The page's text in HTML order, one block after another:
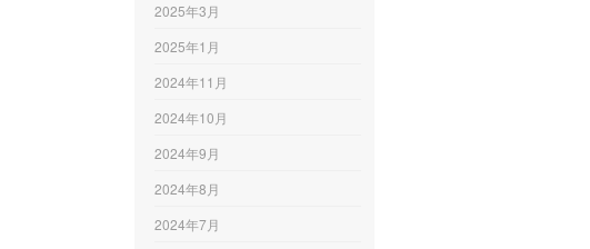
2025年3月
2025年1月
2024年11月
2024年10月
2024年9月
2024年8月
2024年7月